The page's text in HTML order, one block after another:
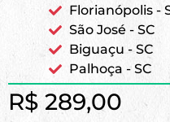
Florianópolis -
São José - SC
Biguaçu - SC
Palhoça - SC
R$ 289,00